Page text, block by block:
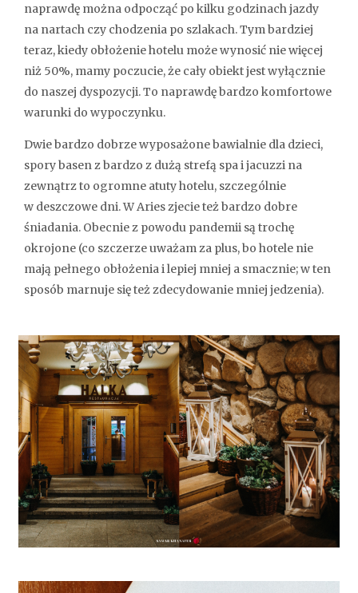
naprawdę można odpocząć po kilku godzinach jazdy
na nartach czy chodzenia po szlakach. Tym bardziej
teraz, kiedy obłożenie hotelu może wynosić nie więcej
niż 50%, mamy poczucie, że cały obiekt jest wyłącznie
do naszej dyspozycji. To naprawdę bardzo komfortowe
warunki do wypoczynku.
Dwie bardzo dobrze wyposażone bawialnie dla dzieci,
spory basen z bardzo z dużą strefą spa i jacuzzi na
zewnątrz to ogromne atuty hotelu, szczególnie
w deszczowe dni. W Aries zjecie też bardzo dobre
śniadania. Obecnie z powodu pandemii są trochę
okrojone (co szczerze uważam za plus, bo hotele nie
mają pełnego obłożenia i lepiej mniej a smacznie; w ten
sposób marnuje się też zdecydowanie mniej jedzenia).